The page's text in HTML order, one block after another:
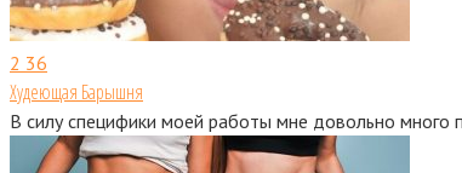
2 36
Худеющая Барышня
В силу специфики моей работы мне довольно много